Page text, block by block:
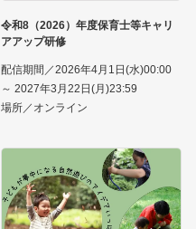
令和8（2026）年度保育士等キャリ
アアップ研修
配信期間／2026年4月1日(水)00:00
～ 2027年3月22日(月)23:59
場所／オンライン